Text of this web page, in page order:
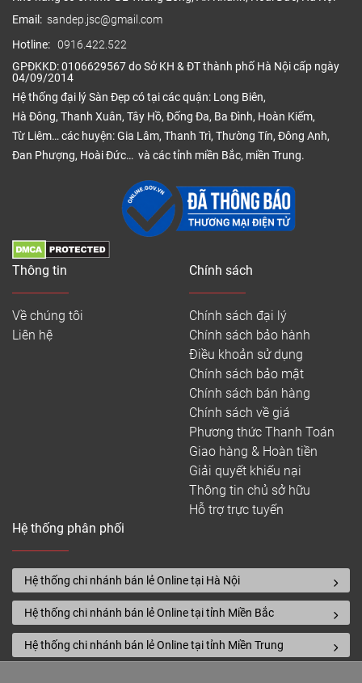
Email: sandep.jsc@gmail.com
Hotline: 0916.422.522
GPĐKKD: 0106629567 do Sở KH & ĐT thành phố Hà Nội cấp ngày
04/09/2014
Hệ thống đại lý Sàn Đẹp có tại các quận: Long Biên,
Hà Đông, Thanh Xuân, Tây Hồ, Đống Đa, Ba Đình, Hoàn Kiếm,
Từ Liêm… các huyện: Gia Lâm, Thanh Trì, Thường Tín, Đông Anh,
Đan Phượng, Hoài Đức… và các tỉnh miền Bắc, miền Trung.
Thông tin
Về chúng tôi
Liên hệ
Chính sách
Chính sách đại lý
Chính sách bảo hành
Điều khoản sử dụng
Chính sách bảo mật
Chính sách bán hàng
Chính sách về giá
Phương thức Thanh Toán
Giao hàng & Hoàn tiền
Giải quyết khiếu nại
Thông tin chủ sở hữu
Hỗ trợ trực tuyến
Hệ thống phân phối
Hệ thống chi nhánh bán lẻ Online tại Hà Nội
Hệ thống chi nhánh bán lẻ Online tại tỉnh Miền Bắc
Hệ thống chi nhánh bán lẻ Online tại tỉnh Miền Trung